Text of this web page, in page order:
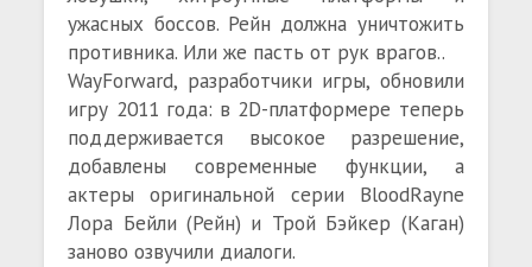
ужасных боссов. Рейн должна уничтожить
противника. Или же пасть от рук врагов..
WayForward, разработчики игры, обновили
игру 2011 года: в 2D-платформере теперь
поддерживается высокое разрешение,
добавлены современные функции, а
актеры оригинальной серии BloodRayne
Лора Бейли (Рейн) и Трой Бэйкер (Каган)
заново озвучили диалоги.